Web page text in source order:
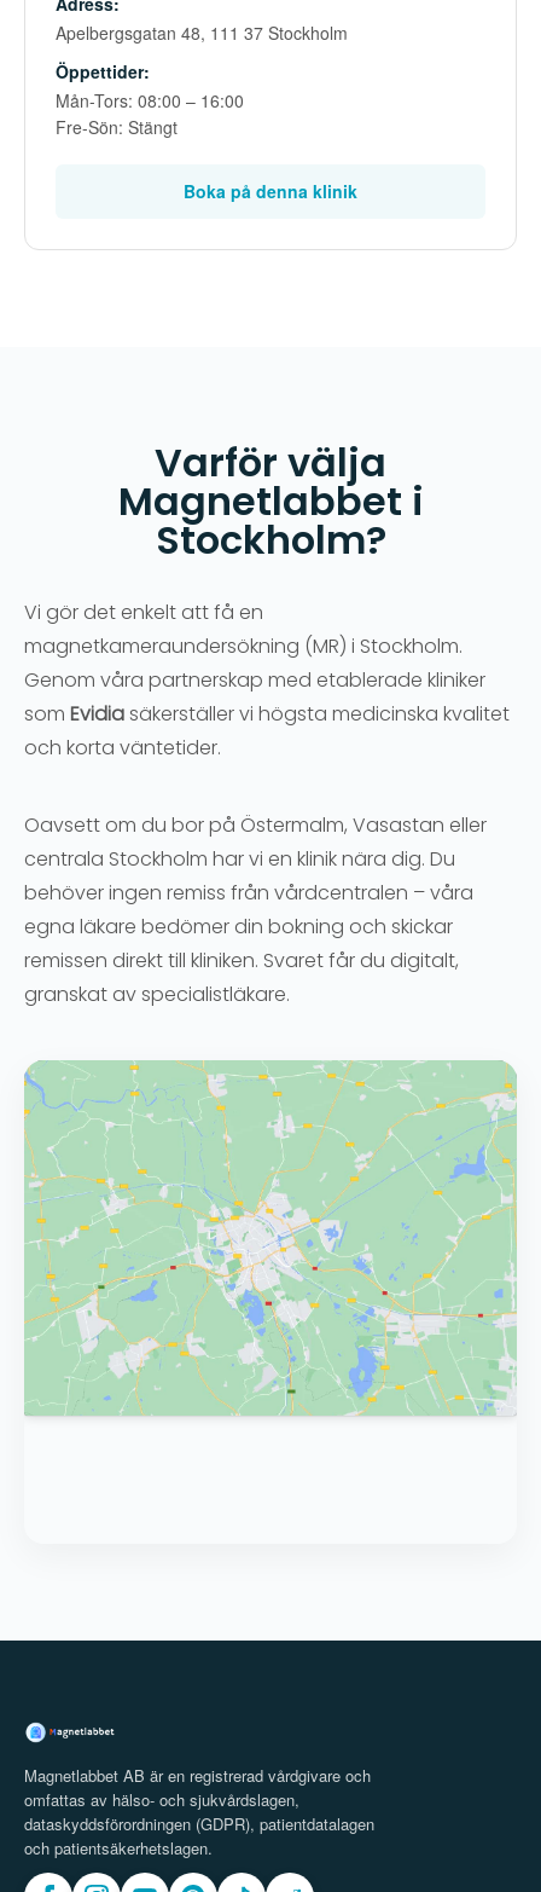
Apelbergsgatan 48, 111 37 Stockholm
Öppettider:
Mån-Tors: 08:00 – 16:00
Fre-Sön: Stängt
Boka på denna klinik
Varför välja
Magnetlabbet i
Stockholm?
Vi gör det enkelt att få en
magnetkameraundersökning (MR) i Stockholm.
Genom våra partnerskap med etablerade kliniker
som Evidiasäkerställer vi högsta medicinska kvalitet
och korta väntetider.
Oavsett om du bor på Östermalm, Vasastan eller
centrala Stockholm har vi en klinik nära dig. Du
behöver ingen remiss från vårdcentralen – våra
egna läkare bedömer din bokning och skickar
remissen direkt till kliniken. Svaret får du digitalt,
granskat av specialistläkare.
Magnetlabbet AB är en registrerad vårdgivare och
omfattas av hälso- och sjukvårdslagen,
dataskyddsförordningen (GDPR), patientdatalagen
och patientsäkerhetslagen.